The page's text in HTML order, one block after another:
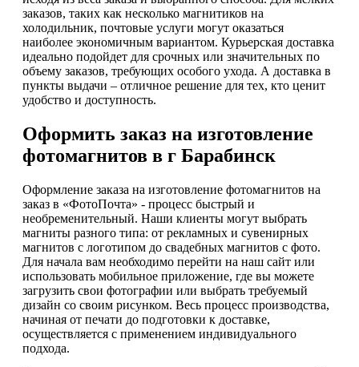
заказов, таких как несколько магнитиков на
холодильник, почтовые услуги могут оказаться
наиболее экономичным вариантом. Курьерская доставка
идеально подойдет для срочных или значительных по
объему заказов, требующих особого ухода. А доставка в
пункты выдачи – отличное решение для тех, кто ценит
удобство и доступность.
Оформить заказ на изготовление
фотомагнитов в г Барабинск
Оформление заказа на изготовление фотомагнитов на
заказ в «ФотоПочта» - процесс быстрый и
необременительный. Наши клиенты могут выбрать
магниты разного типа: от рекламных и сувенирных
магнитов с логотипом до свадебных магнитов с фото.
Для начала вам необходимо перейти на наш сайт или
использовать мобильное приложение, где вы можете
загрузить свои фотографии или выбрать требуемый
дизайн со своим рисунком. Весь процесс производства,
начиная от печати до подготовки к доставке,
осуществляется с применением индивидуального
подхода.